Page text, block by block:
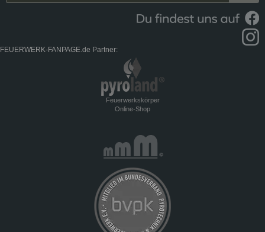
FEUERWERK-FANPAGE.de Partner:
Feuerwerkskörper
Online-Shop